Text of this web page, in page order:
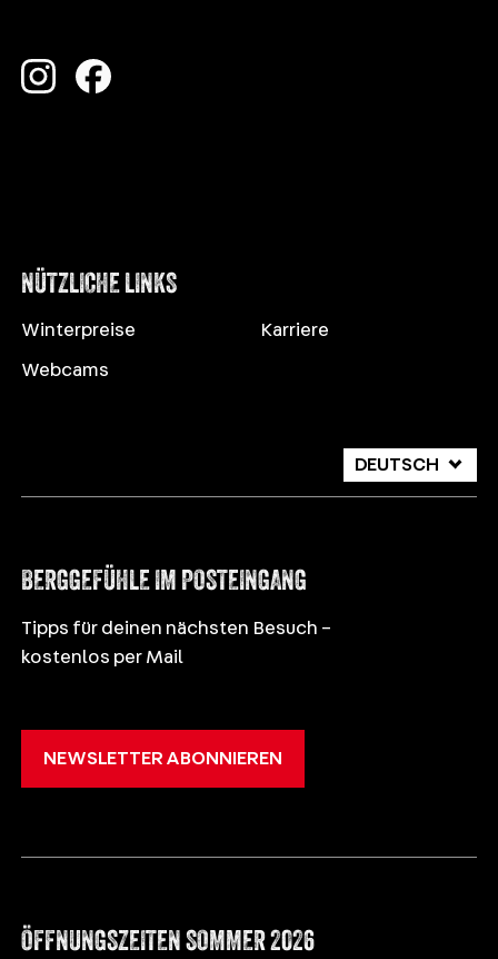
NÜTZLICHE LINKS
Winterpreise
Webcams
Karriere
DEUTSCH
ITALIANO
BERGGEFÜHLE IM POSTEINGANG
Tipps für deinen nächsten Besuch –
kostenlos per Mail
NEWSLETTER ABONNIEREN
ÖFFNUNGSZEITEN SOMMER 2026